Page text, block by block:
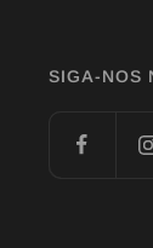
SIGA-NOS